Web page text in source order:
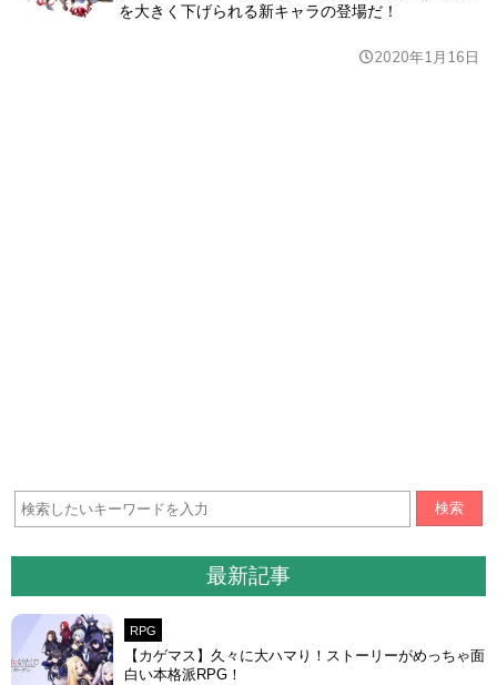
を大きく下げられる新キャラの登場だ！
2020年1月16日
検索
最新記事
RPG
【カゲマス】久々に大ハマり！ストーリーがめっちゃ面
白い本格派RPG！